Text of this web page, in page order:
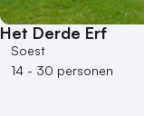
Het Derde Erf
Soest
14 - 30 personen